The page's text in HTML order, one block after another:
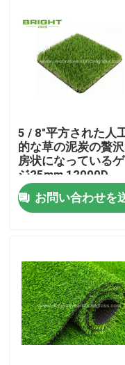
家
私たちに関しては
工場見学
5 / 8"平方された人
的な草の泥炭の贅
房状になっている
ジ25mm 12000D
お問い合わせを